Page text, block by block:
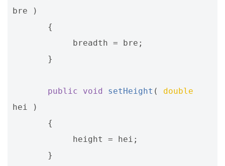
bre
)
{
breadth = bre ;
}
public void setHeight (
double
hei
)
{
height
= hei ;
}